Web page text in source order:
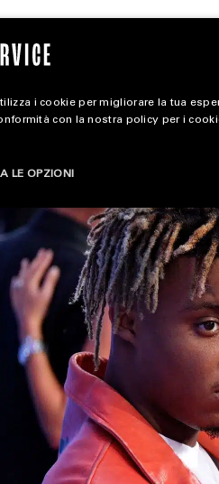
ALL
ART
FOOD &
i cookie per migliorare la tua
con la nostra policy per i
LE OPZIONI